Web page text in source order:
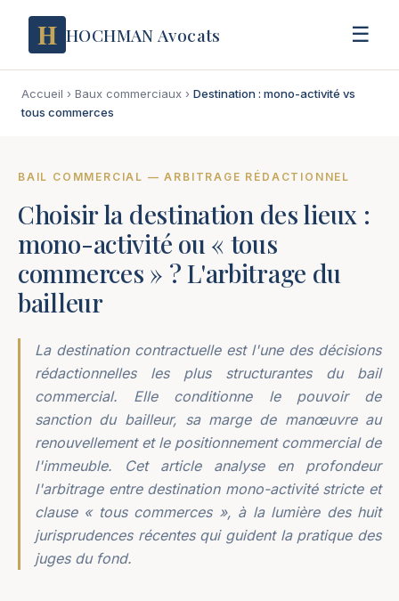
H HOCHMAN Avocats ☰
Accueil › Baux commerciaux › Destination : mono-activité vs
tous commerces
BAIL COMMERCIAL — ARBITRAGE RÉDACTIONNEL
Choisir la destination des lieux :
mono-activité ou « tous
commerces » ? L'arbitrage du
bailleur
La destination contractuelle est l'une des décisions
rédactionnelles les plus structurantes du bail
commercial. Elle conditionne le pouvoir de
sanction du bailleur, sa marge de manœuvre au
renouvellement et le positionnement commercial de
l'immeuble. Cet article analyse en profondeur
l'arbitrage entre destination mono-activité stricte et
clause « tous commerces », à la lumière des huit
jurisprudences récentes qui guident la pratique des
juges du fond.